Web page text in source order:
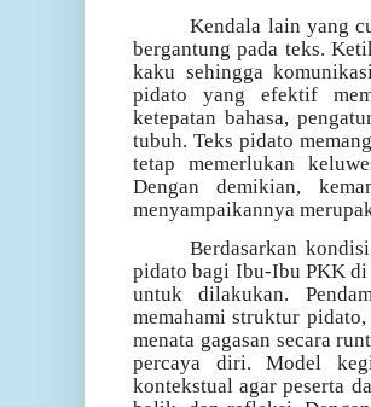
Kendala lain yang
bergantung pada teks.
kaku sehingga
pidato yang efektif
ketepatan bahasa,
tubuh. Teks pidato
tetap memerlukan
Dengan demikian,
menyampaikannya
Berdasarkan
pidato bagi Ibu-Ibu PKK
untuk dilakukan.
memahami struktur
menata gagasan secara
percaya diri. Model
kontekstual agar peserta